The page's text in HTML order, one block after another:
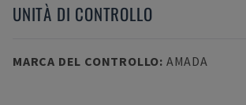
UNITÀ DI CONTROLLO
MARCA DEL CONTROLLO: AMADA